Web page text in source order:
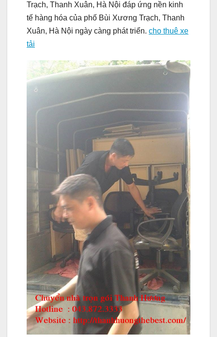
Trạch, Thanh Xuân, Hà Nội đáp ứng nền kinh
tế hàng hóa của phố Bùi Xương Trạch, Thanh
Xuân, Hà Nội ngày càng phát triển. cho thuê xe
tải